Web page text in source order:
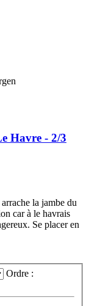
Havre - 2/3
la jambe du
car à le havrais
Se placer en
Ordre :